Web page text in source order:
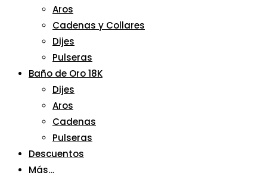
Aros
Cadenas y Collares
Dijes
Pulseras
Baño de Oro 18K
Dijes
Aros
Cadenas
Pulseras
Descuentos
Más…